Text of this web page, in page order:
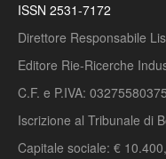
ISSN 2531-7172
Direttore Responsabile
Editore Rie-Ricerche
C.F. e P.IVA: 03275580375
Iscrizione al Tribunale di
Capitale sociale: €